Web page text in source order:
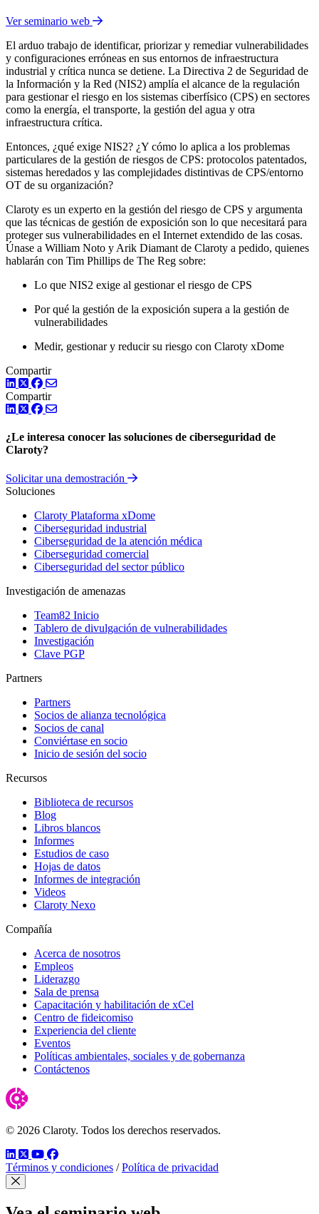
Ver seminario web
El arduo trabajo de identificar, priorizar y remediar vulnerabilidades
y configuraciones erróneas en sus entornos de infraestructura
industrial y crítica nunca se detiene. La Directiva 2 de Seguridad de
la Información y la Red (NIS2) amplía el alcance de la regulación
para gestionar el riesgo en los sistemas ciberfísico (CPS) en sectores
como la energía, el transporte, la gestión del agua y otra
infraestructura crítica.
Entonces, ¿qué exige NIS2? ¿Y cómo lo aplica a los problemas
particulares de la gestión de riesgos de CPS: protocolos patentados,
sistemas heredados y las complejidades distintivas de CPS/entorno
OT de su organización?
Claroty es un experto en la gestión del riesgo de CPS y argumenta
que las técnicas de gestión de exposición son lo que necesitará para
proteger sus vulnerabilidades en el Internet extendido de las cosas.
Únase a William Noto y Arik Diamant de Claroty a pedido, quienes
hablarán con Tim Phillips de The Reg sobre:
Lo que NIS2 exige al gestionar el riesgo de CPS
Por qué la gestión de la exposición supera a la gestión de
vulnerabilidades
Medir, gestionar y reducir su riesgo con Claroty xDome
Compartir
LinkedIn
TwitterFacebook
Compartir
LinkedIn
TwitterFacebook
¿Le interesa conocer las soluciones de ciberseguridad de
Claroty?
Solicitar una demostración
Soluciones
Claroty Plataforma xDome
Ciberseguridad industrial
Ciberseguridad de la atención médica
Ciberseguridad comercial
Ciberseguridad del sector público
Investigación de amenazas
Team82 Inicio
Tablero de divulgación de vulnerabilidades
Investigación
Clave PGP
Partners
Partners
Socios de alianza tecnológica
Socios de canal
Conviértase en socio
Inicio de sesión del socio
Recursos
Biblioteca de recursos
Blog
Libros blancos
Informes
Estudios de caso
Hojas de datos
Informes de integración
Videos
Claroty Nexo
Compañía
Acerca de nosotros
Empleos
Liderazgo
Sala de prensa
Capacitación y habilitación de xCel
Centro de fideicomiso
Experiencia del cliente
Eventos
Políticas ambientales, sociales y de gobernanza
Contáctenos
© 2026 Claroty. Todos los derechos reservados.
LinkedIn
TwitterYouTube
Facebook
Términos y condiciones / Política de privacidad
Cerrar modal